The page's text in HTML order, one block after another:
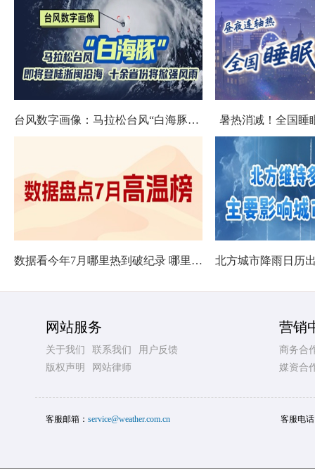
台风数字画像：马拉松台风“白海豚”将影响十余省份 暑热消减！全国睡
数据看今年7月哪里热到破纪录 哪里暑热连轴转
网站服务
关于我们 联系我们
用户反馈
版权声明
网站律师
营销
商务合
媒资合
客服邮箱： service@weather.com.cn 客服电